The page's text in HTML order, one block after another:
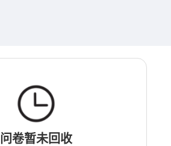
问卷暂未回收